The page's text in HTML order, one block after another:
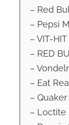
– Red
– Pepsi
– VIT-HIT
– RED
–
– Eat
–
– Loctite